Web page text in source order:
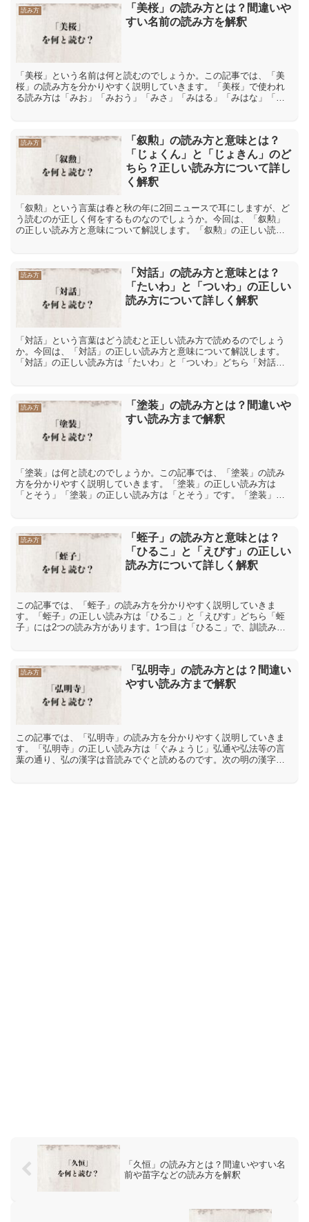
読み方
「美桜」の読み方とは？間違いや
すい名前の読み方を解釈
「美桜」という名前は何と読むのでしょうか。この記事では、「美
桜」の読み方を分かりやすく説明していきます。「美桜」で使われ
る読み方は「みお」「みおう」「みさ」「みはる」「みはな」「よ
読み方
「叙勲」の読み方と意味とは？
「じょくん」と「じょきん」のど
ちら？正しい読み方について詳し
く解釈
「叙勲」という言葉は春と秋の年に2回ニュースで耳にしますが、ど
う読むのが正しく何をするものなのでしょうか。今回は、「叙勲」
の正しい読み方と意味について解説します。「叙勲」の正しい読み
読み方
「対話」の読み方と意味とは？
「たいわ」と「ついわ」の正しい
読み方について詳しく解釈
「対話」という言葉はどう読むと正しい読み方で読めるのでしょう
か。今回は、「対話」の正しい読み方と意味について解説します。
「対話」の正しい読み方は「たいわ」と「ついわ」どちら「対話」
読み方
「塗装」の読み方とは？間違いや
すい読み方まで解釈
「塗装」は何と読むのでしょうか。この記事では、「塗装」の読み
方を分かりやすく説明していきます。「塗装」の正しい読み方は
「とそう」「塗装」の正しい読み方は「とそう」です。「塗装」に
読み方
「蛭子」の読み方と意味とは？
「ひるこ」と「えびす」の正しい
読み方について詳しく解釈
この記事では、「蛭子」の読み方を分かりやすく説明していきま
す。「蛭子」の正しい読み方は「ひるこ」と「えびす」どちら「蛭
子」には2つの読み方があります。1つ目は「ひるこ」で、訓読みに
読み方
「弘明寺」の読み方とは？間違い
やすい読み方まで解釈
この記事では、「弘明寺」の読み方を分かりやすく説明していきま
す。「弘明寺」の正しい読み方は「ぐみょうじ」弘通や弘法等の言
葉の通り、弘の漢字は音読みでぐと読めるのです。次の明の漢字
「久恒」の読み方とは？間違いやすい名
前や苗字などの読み方を解釈